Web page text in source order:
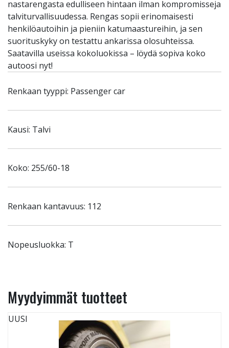
nastarengasta edulliseen hintaan ilman kompromisseja
talviturvallisuudessa. Rengas sopii erinomaisesti
henkilöautoihin ja pieniin katumaastureihin, ja sen
suorituskyky on testattu ankarissa olosuhteissa.
Saatavilla useissa kokoluokissa – löydä sopiva koko
autoosi nyt!
Renkaan tyyppi: Passenger car
Kausi: Talvi
Koko: 255/60-18
Renkaan kantavuus: 112
Nopeusluokka: T
Myydyimmät tuotteet
UUSI